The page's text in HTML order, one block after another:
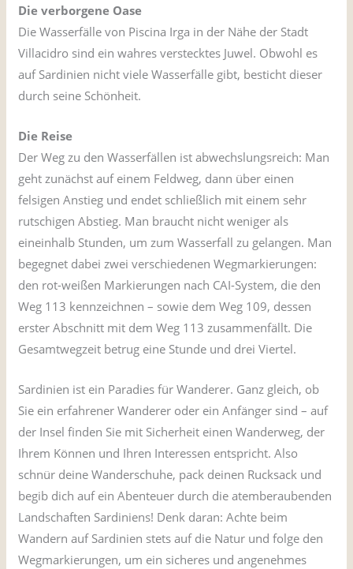
Die verborgene Oase
Die Wasserfälle von Piscina Irga in der Nähe der Stadt
Villacidro sind ein wahres verstecktes Juwel. Obwohl es
auf Sardinien nicht viele Wasserfälle gibt, besticht dieser
durch seine Schönheit.
Die Reise
Der Weg zu den Wasserfällen ist abwechslungsreich: Man
geht zunächst auf einem Feldweg, dann über einen
felsigen Anstieg und endet schließlich mit einem sehr
rutschigen Abstieg. Man braucht nicht weniger als
eineinhalb Stunden, um zum Wasserfall zu gelangen. Man
begegnet dabei zwei verschiedenen Wegmarkierungen:
den rot-weißen Markierungen nach CAI-System, die den
Weg 113 kennzeichnen – sowie dem Weg 109, dessen
erster Abschnitt mit dem Weg 113 zusammenfällt. Die
Gesamtwegzeit betrug eine Stunde und drei Viertel.
Sardinien ist ein Paradies für Wanderer. Ganz gleich, ob
Sie ein erfahrener Wanderer oder ein Anfänger sind – auf
der Insel finden Sie mit Sicherheit einen Wanderweg, der
Ihrem Können und Ihren Interessen entspricht. Also
schnür deine Wanderschuhe, pack deinen Rucksack und
begib dich auf ein Abenteuer durch die atemberaubenden
Landschaften Sardiniens! Denk daran: Achte beim
Wandern auf Sardinien stets auf die Natur und folge den
Wegmarkierungen, um ein sicheres und angenehmes